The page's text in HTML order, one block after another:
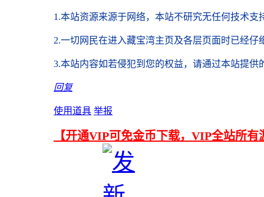
1.本站资源来源于网络， 本站不研究无任何技术支
2.一切网民在进入藏宝湾主页及各层页面时已经
3.本站内容如若侵犯到您的权益，请通过本站提
回复
使用道具 举报
【开通VIP可免金币下载，VIP全站所